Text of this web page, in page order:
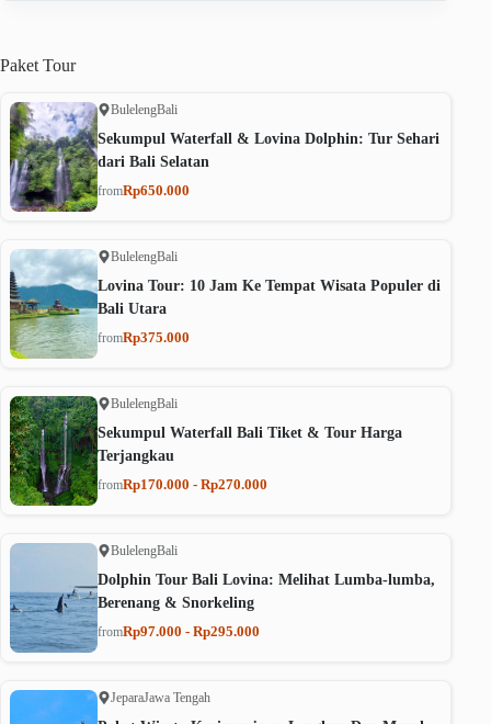
Paket Tour
BulelengBali
Sekumpul Waterfall & Lovina Dolphin: Tur Sehari
dari Bali Selatan
fromRp650.000
BulelengBali
Lovina Tour: 10 Jam Ke Tempat Wisata Populer di
Bali Utara
fromRp375.000
BulelengBali
Sekumpul Waterfall Bali Tiket & Tour Harga
Terjangkau
fromRp170.000 - Rp270.000
BulelengBali
Dolphin Tour Bali Lovina: Melihat Lumba-lumba,
Berenang & Snorkeling
fromRp97.000 - Rp295.000
JeparaJawa Tengah